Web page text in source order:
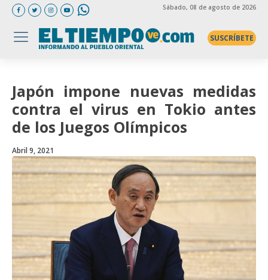
Sábado, 08 de agosto de 2026
SUSCRÍBETE
Japón impone nuevas medidas
contra el virus en Tokio antes
de los Juegos Olímpicos
Abril 9, 2021